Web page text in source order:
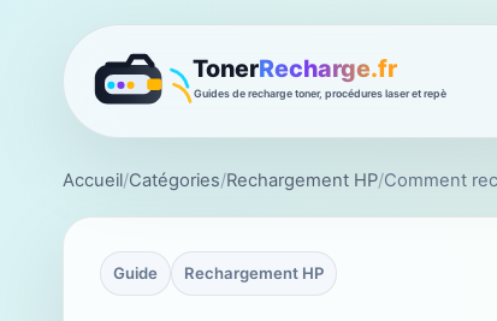
Accueil/Catégories/Rechargement HP/Comment
Guide Rechargement HP